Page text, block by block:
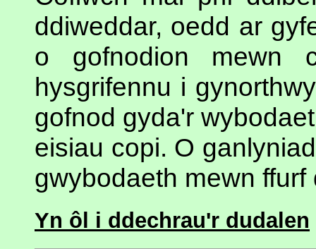
ddiweddar, oedd ar
o gofnodion mewn
hysgrifennu i
gofnod gyda'r
eisiau copi. O
gwybodaeth mewn
Yn ôl i ddechrau'r dudalen